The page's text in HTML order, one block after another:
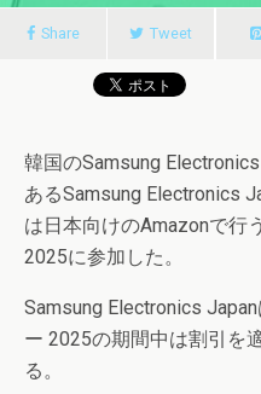
Share Tweet
韓国のSamsung
あるSamsung Electronics
は日本向けのAmazonで行
2025に参加した。
Samsung Electronics
ー 2025の期間中は割引を
る。